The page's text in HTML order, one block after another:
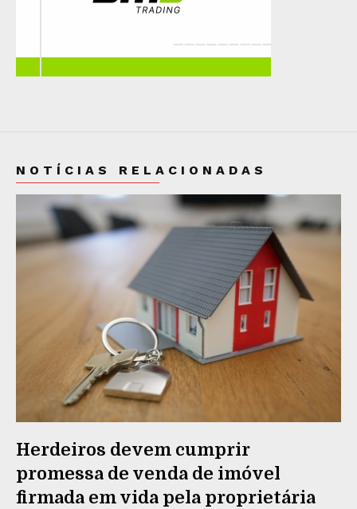
NOTÍCIAS RELACIONADAS
Herdeiros devem cumprir
promessa de venda de imóvel
firmada em vida pela proprietária